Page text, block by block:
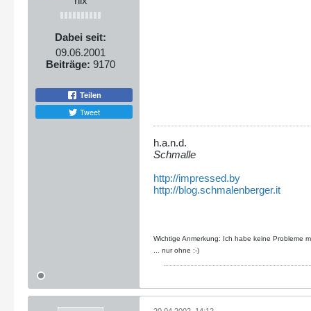
Dabei seit:
09.06.2001
Beiträge: 9170
Teilen
Tweet
h.a.n.d.
Schmalle
http://impressed.by
http://blog.schmalenberger.it
Wichtige Anmerkung: Ich habe keine Probleme
... nur ohne :-)